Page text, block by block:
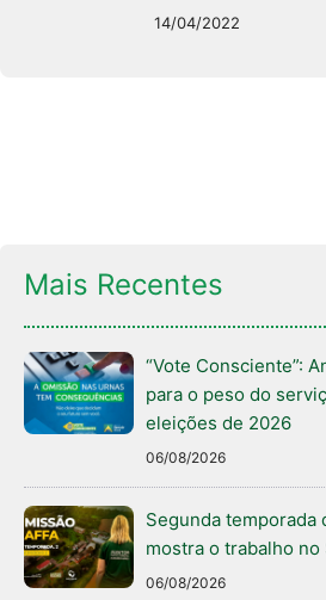
14/04/2022
Mais Recentes
“Vote Consciente”:
para o peso do
eleições de 2026
06/08/2026
Segunda temporada
mostra o trabalho no
06/08/2026